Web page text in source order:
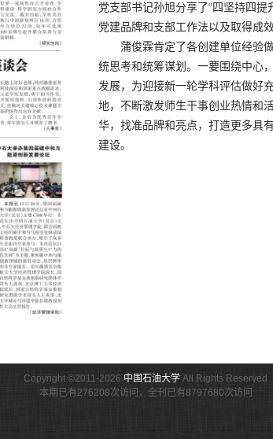
党支部书记孙旭分享了“四坚持四提
党建品牌和支部工作法以及取得成
蒲俊霖肯定了各创建单位经验
统思考和统筹谋划。一要围绕中心
发展，为迎接新一轮学科评估做好
地，不断激发师生干事创业热情和
华，找准品牌和亮点，打造更多具
建设。
Copyright ©2011-2026 中国石油大学 All Rights Reserved
本期已有276208次访问，全刊已有8797680次访问